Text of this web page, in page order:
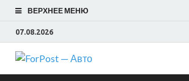
ВЕРХНЕЕ МЕНЮ
07.08.2026